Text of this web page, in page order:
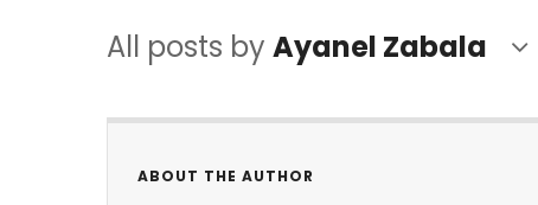
All posts by Ayanel Zabala
ABOUT THE AUTHOR